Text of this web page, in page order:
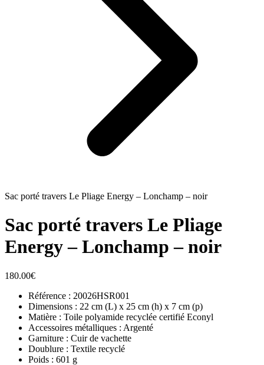
Sac porté travers Le Pliage Energy – Lonchamp – noir
Sac porté travers Le Pliage
Energy – Lonchamp – noir
180.00€
Référence : 20026HSR001
Dimensions : 22 cm (L) x 25 cm (h) x 7 cm (p)
Matière : Toile polyamide recyclée certifié Econyl
Accessoires métalliques : Argenté
Garniture : Cuir de vachette
Doublure : Textile recyclé
Poids : 601 g